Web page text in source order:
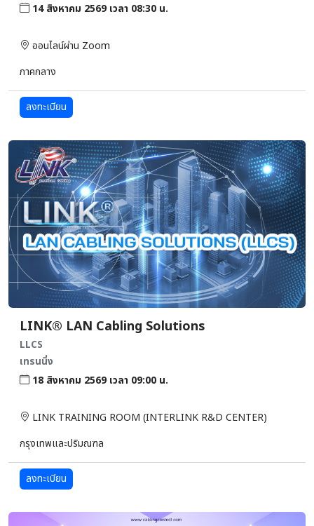
14 สิงหาคม 2569 เวลา 08:30 น.
ออนไลน์ผ่าน Zoom
ภาคกลาง
ลงทะเบียน
LINK® LAN Cabling Solutions
LLCS
เทรนนิ่ง
18 สิงหาคม 2569 เวลา 09:00 น.
LINK TRAINING ROOM (INTERLINK R&D CENTER)
กรุงเทพและปริมณฑล
ลงทะเบียน